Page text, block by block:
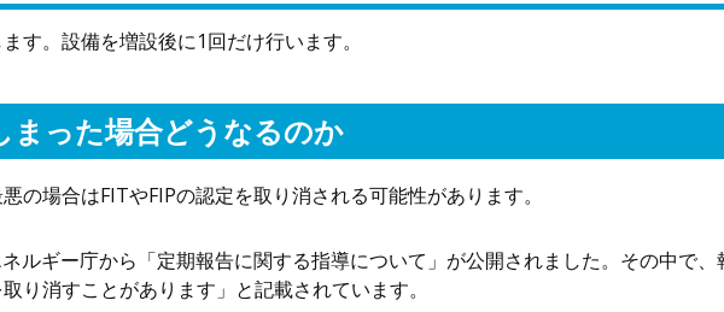
す。設備を増設後に1回だけ行います。
まった場合どうなるのか
の場合はFITやFIPの認定を取り消される可能性があります。
ルギー庁から「定期報告に関する指導について」が公開されました。その中で、
り消すことがあります」と記載されています。